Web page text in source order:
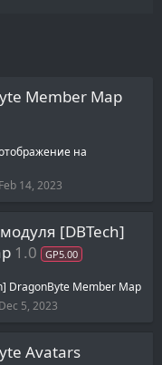
Member Map
на
Feb 14, 2023
[DBTech]
1.0 GP5.00
DragonByte Member Map
Dec 5, 2023
Avatars